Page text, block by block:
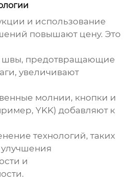
и использование
повышают цену. Это
швы, предотвращающие
увеличивают
молнии, кнопки и
YKK) добавляют к
технологий, таких
и